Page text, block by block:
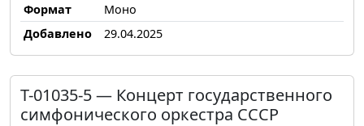
Формат
Моно
Добавлено
29.04.2025
Т-01035-5 — Концерт государственного
симфонического оркестра СССР